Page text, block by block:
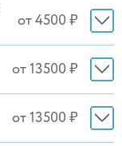
от 4500 ₽
от 13500 ₽
от 13500 ₽